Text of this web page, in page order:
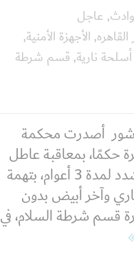
, عاجل
القاهره, الأجهزة الأمنية,
نارية, قسم شرطة
أصدرت محكمة
حكمًا، بمعاقبة عاطل
بالسجن المشدد لمدة 3 أعوام، بتهمة
وآخر أبيض بدون
قسم شرطة السلام، في